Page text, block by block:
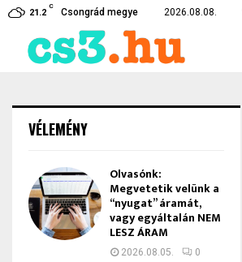
21.2
C
Csongrád megye 2026.08.08.
VÉLEMÉNY
Olvasónk:
Megvetetik velünk a
“nyugat” áramát,
vagy egyáltalán NEM
LESZ ÁRAM
2026.08.05. 0